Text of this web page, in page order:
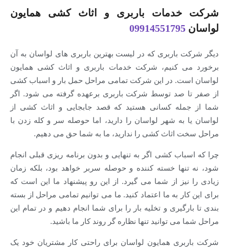
باربری و اثاث کشی همایون
09914551795
باربری که در لیست بهترین باربری های لواسان به آن
کنیم، شرکت خدمات باربری و اثاث کشی همایون
در این شرکت تمامی مراحل حمل بار و اسباب کشی
صد توسط شرکت باربری برعهده گرفته می شود. اگر
کسانی هستید که قصد جابجایی و اثاث کشی از
به شهر لواسان را دارید، اما حوصله سر و کله زدن با
اثاث کشی را ندارید، ما به شما حق می دهیم.
کشی اگر به تنهایی و بدون برنامه ریزی قبلی انجام
خسته کننده و حوصله سربر خواهد بود، بلکه زمان
از شما می گیرد. از این رو پیشنهاد ما این است که
به ما اعتماد کنید. ما می توانیم تمامی مراحل از بسته
و تخلیه بار را برای شما انجام دهیم و در تمام این
توانید تنها نظاره گر روند کار ما باشید.
همایون لواسان برای راحتی کار مشتریان خود یک